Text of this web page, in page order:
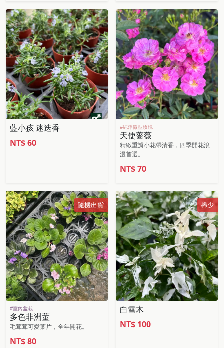
藍小孩 迷迭香
NT$60
#純淨微型玫瑰
天使薔薇
精緻重瓣小花帶清香，四季開花浪
漫首選。
NT$70
隨機出貨
#室內盆栽
多色非洲蓳
毛茸茸可愛葉片，全年開花。
NT$80
稀少
白雪木
NT$ 100